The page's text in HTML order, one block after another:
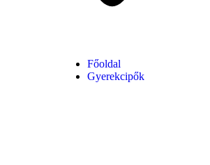
Főoldal
Gyerekcipők